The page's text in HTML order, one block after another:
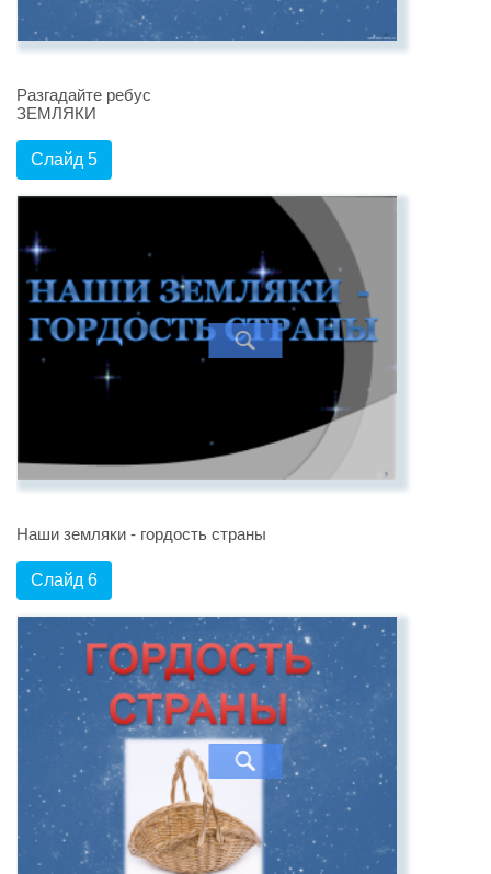
Разгадайте ребус
ЗЕМЛЯКИ
Слайд 5
Наши земляки - гордость страны
Слайд 6